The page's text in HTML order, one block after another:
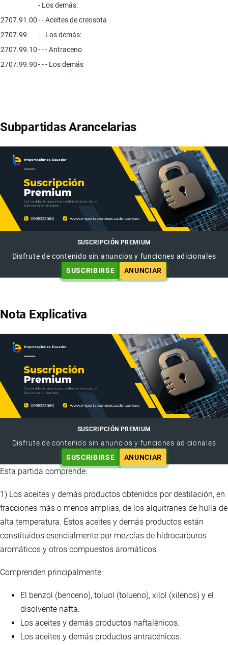
- Los demás:
2707.91.00- - Aceites de creosota
2707.99
- - Los demás:
2707.99.10- - - Antraceno
2707.99.90- - - Los demás
Subpartidas Arancelarias
SUSCRIPCIÓN PREMIUM
Disfrute de contenido sin anuncios y funciones adicionales
SUSCRIBIRSE
ANUNCIAR
Nota Explicativa
SUSCRIPCIÓN PREMIUM
Disfrute de contenido sin anuncios y funciones adicionales
SUSCRIBIRSE
ANUNCIAR
Esta partida comprende:
1) Los aceites y demás productos obtenidos por destilación, en
fracciones más o menos amplias, de los alquitranes de hulla de
alta temperatura. Estos aceites y demás productos están
constituidos esencialmente por mezclas de hidrocarburos
aromáticos y otros compuestos aromáticos.
Comprenden principalmente:
El benzol (benceno), toluol (tolueno), xilol (xilenos) y el
disolvente nafta.
Los aceites y demás productos naftalénicos.
Los aceites y demás productos antracénicos.